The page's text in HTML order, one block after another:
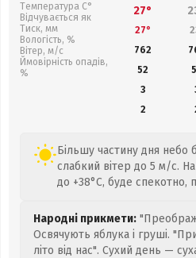
Температура С°
Відчувається як
Тиск, мм
Вологість, %
Вітер, м/с
Ймовірність опадів,
%
27°
27°
762
52
3
2
Більшу частину дня небо
слабкий вітер до 5 м/с.
до +38°C, буде спекотно,
Народні прикмети:
Освячують яблука і груші.
літо від нас". Сухий день —